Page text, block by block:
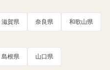
滋賀県 奈良県 和歌山県
島根県 山口県